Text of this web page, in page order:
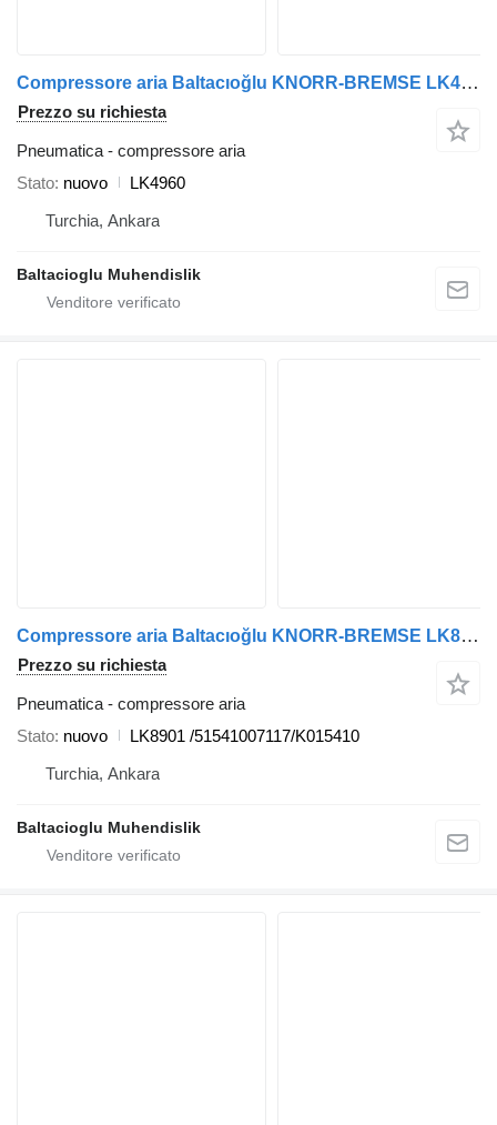
Compressore aria Baltacıoğlu KNORR-BREMSE LK4960 per autobus
Prezzo su richiesta
Pneumatica - compressore aria
Stato nuovo
LK4960
Turchia, Ankara
Baltacioglu Muhendislik
Compressore aria Baltacıoğlu KNORR-BREMSE LK8901 per autobus
Prezzo su richiesta
Pneumatica - compressore aria
Stato nuovo
LK8901 /51541007117/K015410
Turchia, Ankara
Baltacioglu Muhendislik